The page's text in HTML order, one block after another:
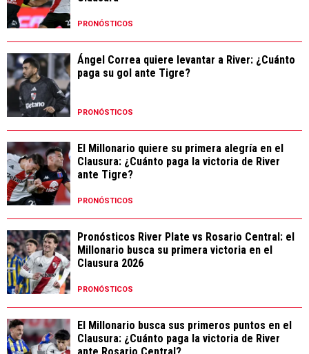
PRONÓSTICOS
Ángel Correa quiere levantar a River: ¿Cuánto
paga su gol ante Tigre?
PRONÓSTICOS
El Millonario quiere su primera alegría en el
Clausura: ¿Cuánto paga la victoria de River
ante Tigre?
PRONÓSTICOS
Pronósticos River Plate vs Rosario Central: el
Millonario busca su primera victoria en el
Clausura 2026
PRONÓSTICOS
El Millonario busca sus primeros puntos en el
Clausura: ¿Cuánto paga la victoria de River